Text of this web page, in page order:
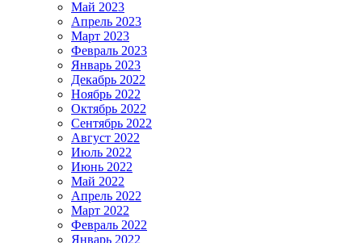
Май 2023
Апрель 2023
Март 2023
Февраль 2023
Январь 2023
Декабрь 2022
Ноябрь 2022
Октябрь 2022
Сентябрь 2022
Август 2022
Июль 2022
Июнь 2022
Май 2022
Апрель 2022
Март 2022
Февраль 2022
Январь 2022